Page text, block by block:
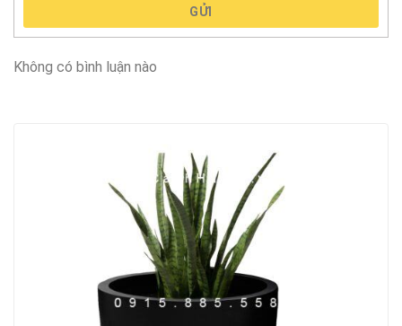
GỬI
Không có bình luận nào